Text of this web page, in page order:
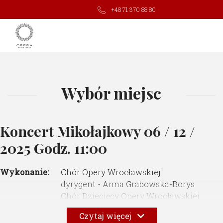
+48 71 370 88 80
Wybór miejsc
Koncert Mikołajkowy06 / 12 /
2025 Godz. 11:00
Wykonanie:
Chór Opery Wrocławskiej
dyrygent - Anna Grabowska-Borys
Chór Dziecięcy Opery Wrocławskiej
dyrygent - Liliana Jędrzejczak
solo / narrator / Mikołaj - Dominik
Czytaj więcej